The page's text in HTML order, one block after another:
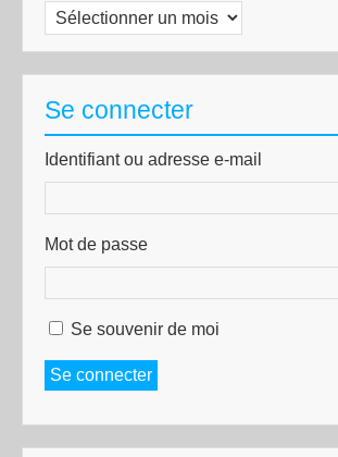
Archives
Se connecter
Identifiant ou adresse e-mail
Mot de passe
Se souvenir de moi
Se connecter